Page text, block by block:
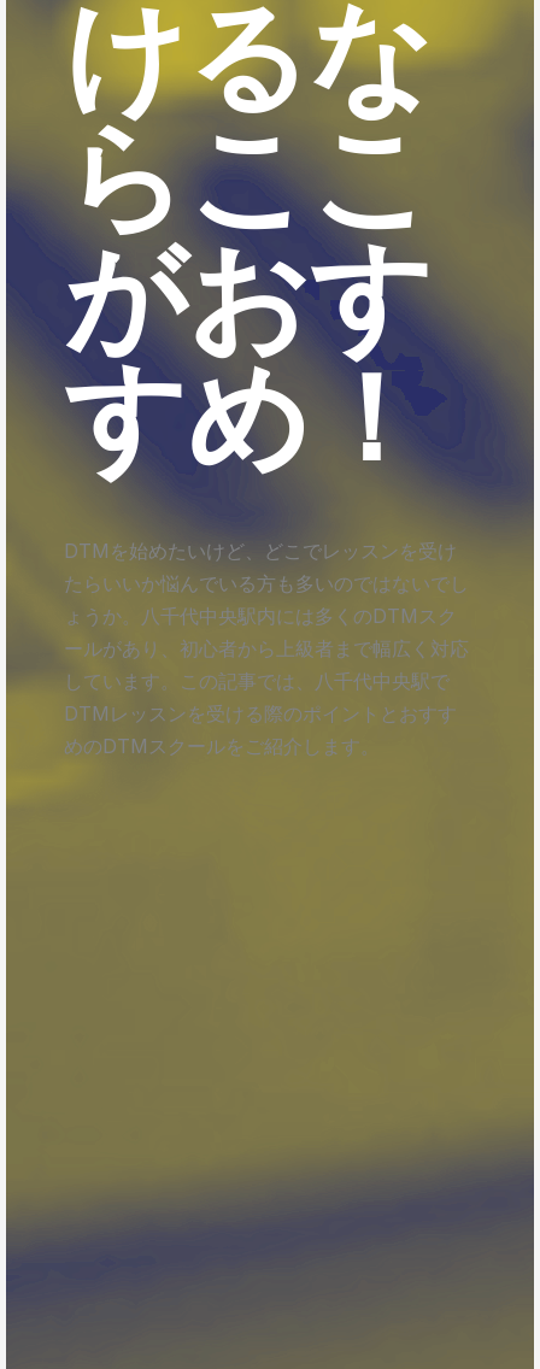
けるな
らここ
がおす
すめ！
DTMを始めたいけど、どこでレッスンを受け
たらいいか悩んでいる方も多いのではないでし
ょうか。八千代中央駅内には多くのDTMスク
ールがあり、初心者から上級者まで幅広く対応
しています。この記事では、八千代中央駅で
DTMレッスンを受ける際のポイントとおすす
めのDTMスクールをご紹介します。